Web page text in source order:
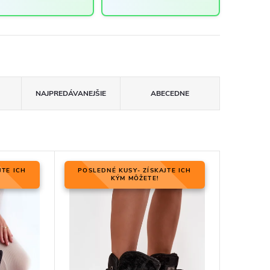
NAJPREDÁVANEJŠIE ABECEDNE
ICH
POSLEDNÉ KUSY- ZÍSKAJTE ICH
KÝM MÔŽETE!